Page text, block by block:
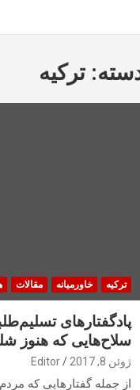
ترکیه
ترکیه خاورمیانه مقالات
سلاح‌هایی که هنوز
ژوئن 8, 2017 Editor
از جمله گفتارهایی که